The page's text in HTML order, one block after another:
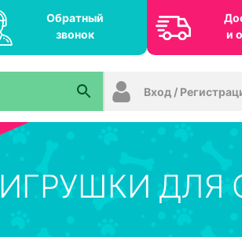
Обратный
звонок
и
Вход /
ИГРУШКИ ДЛЯ